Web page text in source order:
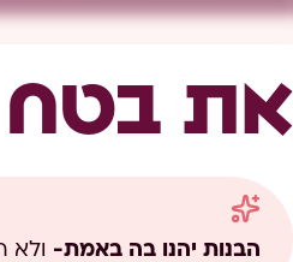
את בטח
הבנות יהנו בה באמת- ולא